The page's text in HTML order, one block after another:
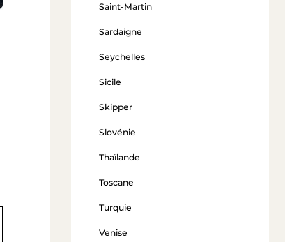
Saint-Martin
Sardaigne
Seychelles
Sicile
Skipper
Slovénie
Thaïlande
Toscane
Turquie
Venise